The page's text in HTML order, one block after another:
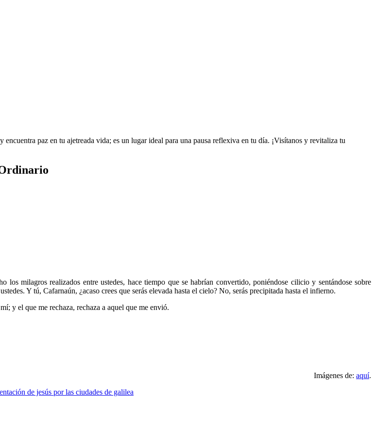
paz en tu ajetreada vida; es un lugar ideal para una pausa reflexiva en tu día. ¡Visítanos y revitaliza tu
milagros realizados entre ustedes, hace tiempo que se habrían convertido, poniéndose cilicio y sentándose sobre
Y tú, Cafarnaún, ¿acaso crees que serás elevada hasta el cielo? No, serás precipitada hasta el infierno.
y el que me rechaza, rechaza a aquel que me envió.
Imágenes de: aquí.
de jesús por las ciudades de galilea